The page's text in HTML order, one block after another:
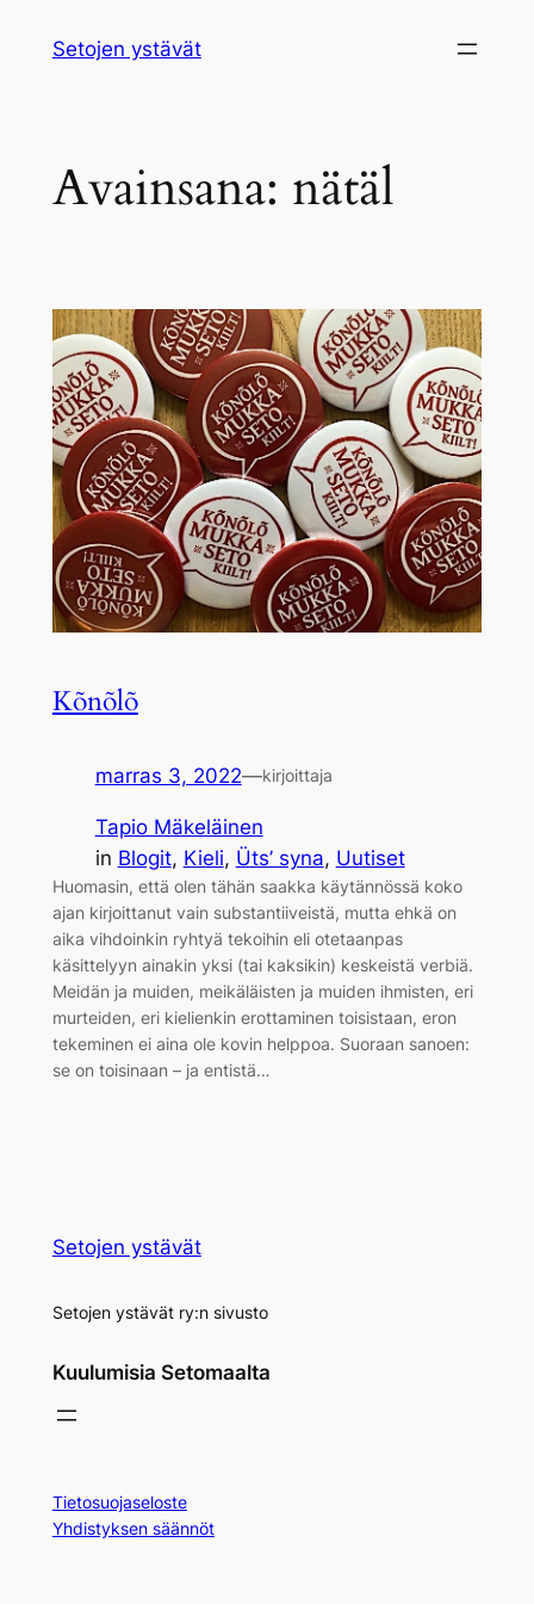
sisältöön
Setojen ystävät
Avainsana: nätäl
Kõnõlõ
marras 3, 2022—kirjoittaja
Tapio Mäkeläinen
in Blogit, Kieli, Üts’ syna, Uutiset
Huomasin, että olen tähän saakka käytännössä koko
ajan kirjoittanut vain substantiiveistä, mutta ehkä on
aika vihdoinkin ryhtyä tekoihin eli otetaanpas
käsittelyyn ainakin yksi (tai kaksikin) keskeistä verbiä.
Meidän ja muiden, meikäläisten ja muiden ihmisten, eri
murteiden, eri kielienkin erottaminen toisistaan, eron
tekeminen ei aina ole kovin helppoa. Suoraan sanoen:
se on toisinaan – ja entistä…
Setojen ystävät
Setojen ystävät ry:n sivusto
Kuulumisia Setomaalta
Tietosuojaseloste
Yhdistyksen säännöt